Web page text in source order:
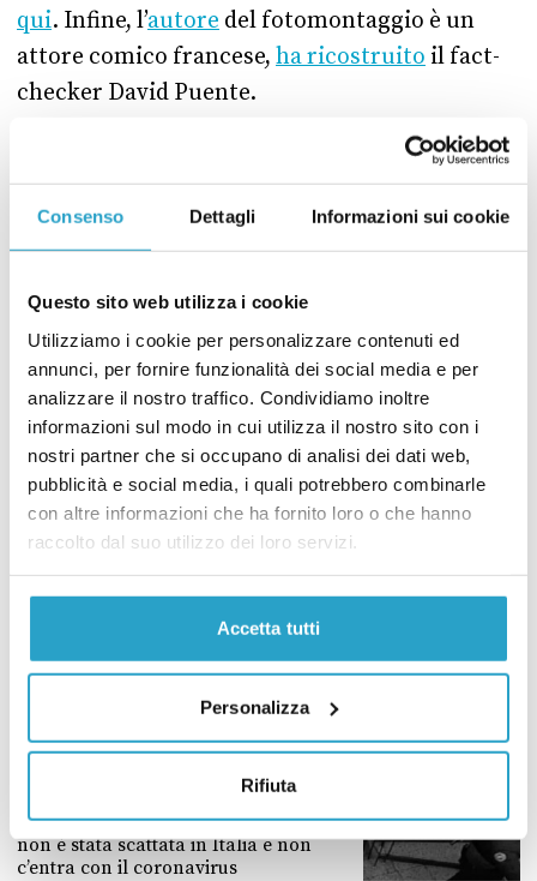
Consenso Dettagli Informazioni sui cookie
Questo sito web utilizza i cookie
Utilizziamo i cookie per personalizzare contenuti ed
annunci, per fornire funzionalità dei social media e per
analizzare il nostro traffico. Condividiamo inoltre
informazioni sul modo in cui utilizza il nostro sito con i
nostri partner che si occupano di analisi dei dati web,
pubblicità e social media, i quali potrebbero combinarle
con altre informazioni che ha fornito loro o che hanno
raccolto dal suo utilizzo dei loro servizi.
Accetta tutti
Personalizza
Rifiuta
qui. Infine, l’autore del fotomontaggio è un
attore comico francese, ha ricostruito il fact-
checker David Puente.
facebook
twitterwhatsapp
emailbluesky
ULTIME BUFALE
No, l’Ansa non ha pubblicato la
notizia di una task force per
l’emergenza coronavirus guidata da
Mario Draghi
diREDAZIONE
No, il Der Spiegel non ha pubblicato
diREDAZIONE
No, il Der Spiegel non ha pubblicato una vignetta con Salvini
La foto di due ‘sospetti’ in un palazzo
non è stata scattata in Italia e non
c’entra con il coronavirus